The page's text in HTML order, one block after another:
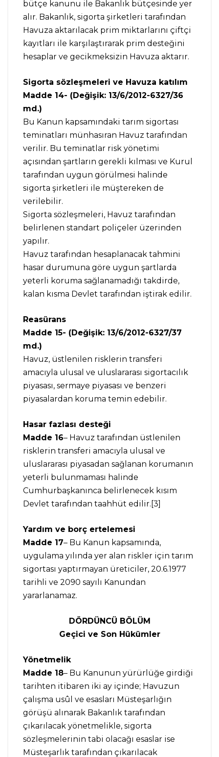
bütçe kanunu ile Bakanlık bütçesinde yer
alır. Bakanlık, sigorta şirketleri tarafından
Havuza aktarılacak prim miktarlarını çiftçi
kayıtları ile karşılaştırarak prim desteğini
hesaplar ve gecikmeksizin Havuza aktarır.
Sigorta sözleşmeleri ve Havuza katılım
Madde 14- (Değişik: 13/6/2012-6327/36
md.)
Bu Kanun kapsamındaki tarım sigortası
teminatları münhasıran Havuz tarafından
verilir. Bu teminatlar risk yönetimi
açısından şartların gerekli kılması ve Kurul
tarafından uygun görülmesi halinde
sigorta şirketleri ile müştereken de
verilebilir.
Sigorta sözleşmeleri, Havuz tarafından
belirlenen standart poliçeler üzerinden
yapılır.
Havuz tarafından hesaplanacak tahmini
hasar durumuna göre uygun şartlarda
yeterli koruma sağlanamadığı takdirde,
kalan kısma Devlet tarafından iştirak edilir.
Reasürans
Madde 15- (Değişik: 13/6/2012-6327/37
md.)
Havuz, üstlenilen risklerin transferi
amacıyla ulusal ve uluslararası sigortacılık
piyasası, sermaye piyasası ve benzeri
piyasalardan koruma temin edebilir.
Hasar fazlası desteği
Madde 16– Havuz tarafından üstlenilen
risklerin transferi amacıyla ulusal ve
uluslararası piyasadan sağlanan korumanın
yeterli bulunmaması halinde
Cumhurbaşkanınca belirlenecek kısım
Devlet tarafından taahhüt edilir.[3]
Yardım ve borç ertelemesi
Madde 17– Bu Kanun kapsamında,
uygulama yılında yer alan riskler için tarım
sigortası yaptırmayan üreticiler, 20.6.1977
tarihli ve 2090 sayılı Kanundan
yararlanamaz.
DÖRDÜNCÜ BÖLÜM
Geçici ve Son Hükümler
Yönetmelik
Madde 18– Bu Kanunun yürürlüğe girdiği
tarihten itibaren iki ay içinde; Havuzun
çalışma usûl ve esasları Müsteşarlığın
görüşü alınarak Bakanlık tarafından
çıkarılacak yönetmelikle, sigorta
sözleşmelerinin tabi olacağı esaslar ise
Müsteşarlık tarafından çıkarılacak